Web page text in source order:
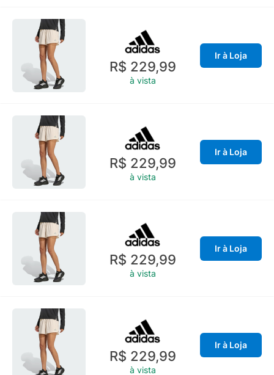
R$ 229,99
à vista
Ir à Loja
R$ 229,99
à vista
Ir à Loja
R$ 229,99
à vista
Ir à Loja
R$ 229,99
à vista
Ir à Loja